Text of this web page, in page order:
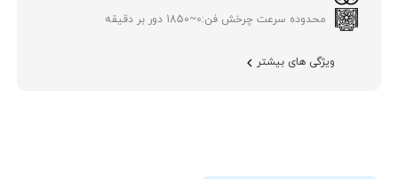
محدوده سرعت چرخش فن:0~1850 دور بر دقیقه
ویژگی های بیشتر